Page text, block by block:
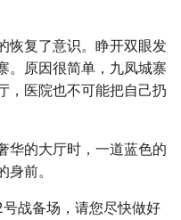
恢复了意识。睁开双眼发
。原因很简单，九凤城寨
，医院也不可能把自己扔
华的大厅时，一道蓝色的
前。
战备场，请您尽快做好